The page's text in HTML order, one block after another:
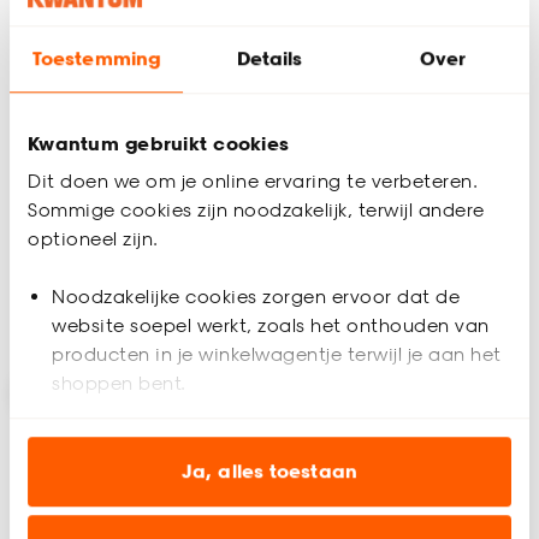
Toestemming Details Over
Kwantum gebruikt cookies
Dit doen we om je online ervaring te verbeteren.
Sommige cookies zijn noodzakelijk, terwijl andere
optioneel zijn.
Noodzakelijke cookies zorgen ervoor dat de
website soepel werkt, zoals het onthouden van
producten in je winkelwagentje terwijl je aan het
shoppen bent.
Analytische cookies (optioneel) helpen ons de
website te verbeteren voor jou en al onze andere
Ja, alles toestaan
Gordijn David Grijs
4.8( 8)
al vanaf
23.50 19.97
Bezorgen 4 weken
(0)
al vanaf
19.
Bezorgen 4 weken
-15% op vouwgordijnen